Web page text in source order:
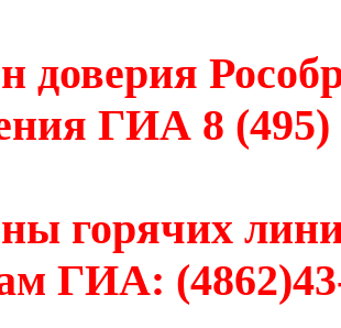
доверия
ГИА 8 (495)
горячих
ГИА: